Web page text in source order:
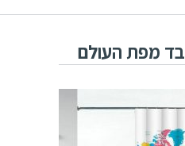
בד מפת העולם